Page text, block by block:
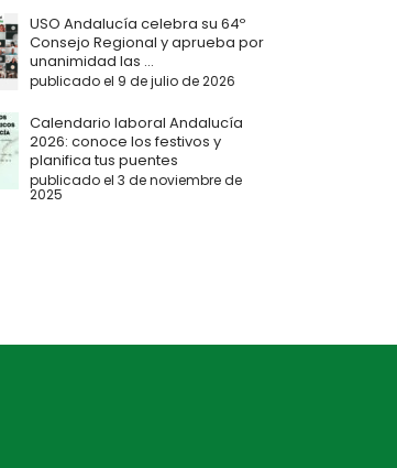
USO Andalucía celebra su 64º
Consejo Regional y aprueba por
unanimidad las ...
publicado el 9 de julio de 2026
Calendario laboral Andalucía
2026: conoce los festivos y
planifica tus puentes
publicado el 3 de noviembre de
2025